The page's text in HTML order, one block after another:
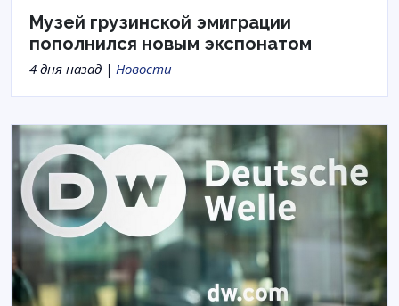
Музей грузинской эмиграции
пополнился новым экспонатом
4 дня назад | Новости